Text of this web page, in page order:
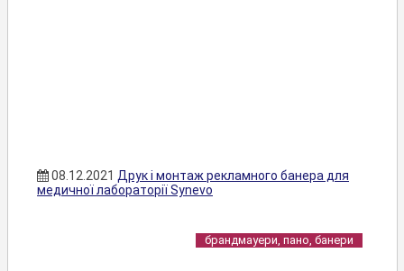
08.12.2021 Друк і монтаж рекламного банера для
медичної лабораторії Synevo
брандмауери, пано, банери